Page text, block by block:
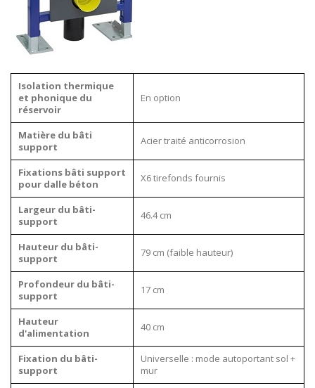
Isolation thermique
et phonique du
réservoir
En option
Matière du bâti
support
Acier traité anticorrosion
Fixations bâti support
pour dalle béton
X6 tirefonds fournis
Largeur du bâti-
support
46.4 cm
Hauteur du bâti-
support
79 cm (faible hauteur)
Profondeur du bâti-
support
17 cm
Hauteur
d'alimentation
40 cm
Fixation du bâti-
support
Universelle : mode autoportant sol +
mur